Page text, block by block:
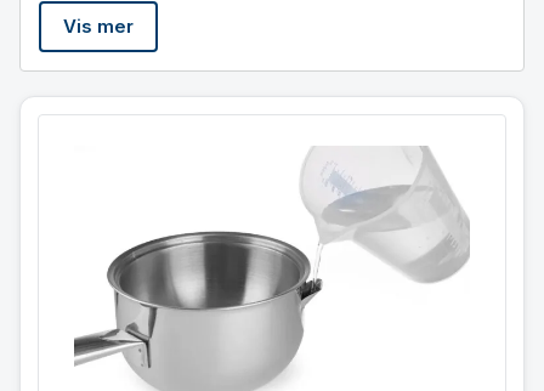
teflonbelegg for enkel rengjøring og non-stick-funksjon.
Wokpanner tilbys i størrelser fra 280 mm til 360 mm,
med og uten lokk, ideelle for rask woking og sautering. I
tillegg finner du sauspanner og spesialiserte
forsiktig oppvarming av sauser enkelt.
Vis mer
Vannbadpanne